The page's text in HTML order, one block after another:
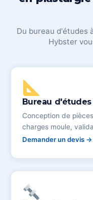
Du bureau d'études
Hybster
Bureau
Conception de
charges moule,
Demander un devis →